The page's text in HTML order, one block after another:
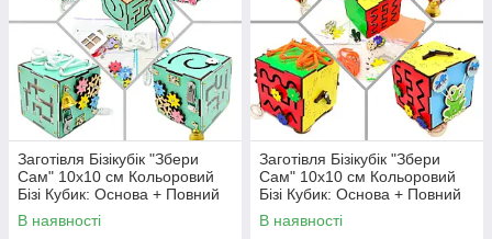
Заготівля Бізікубік "Збери
Сам" 10х10 см Кольоровий
Бізі Кубик: Основа + Повний
Комплект (в Розібраному
Виді) Кубік Бізи, Бірюза
В наявності
Заготівля Бізікубік "Збери
Сам" 10х10 см Кольоровий
Бізі Кубик: Основа + Повний
Комплект (в Розібраному
Виді) Кубік Бізи, Різнокол
В наявності